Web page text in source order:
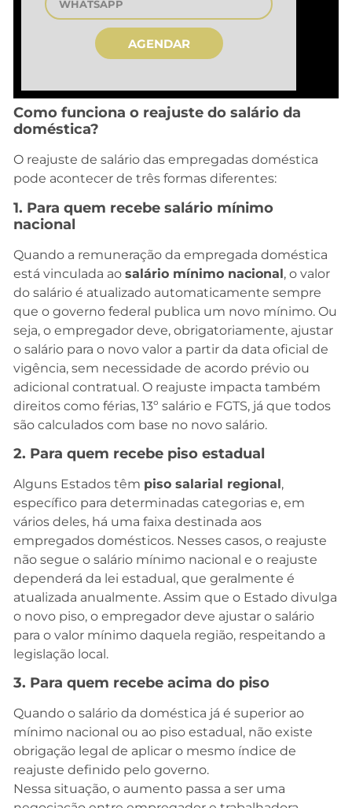
AGENDAR
Como funciona o reajuste do salário da
doméstica?
O reajuste de salário das empregadas doméstica
pode acontecer de três formas diferentes:
1. Para quem recebe salário mínimo
nacional
Quando a remuneração da empregada doméstica
está vinculada ao salário mínimo nacional, o valor
do salário é atualizado automaticamente sempre
que o governo federal publica um novo mínimo. Ou
seja, o empregador deve, obrigatoriamente, ajustar
o salário para o novo valor a partir da data oficial de
vigência, sem necessidade de acordo prévio ou
adicional contratual. O reajuste impacta também
direitos como férias, 13º salário e FGTS, já que todos
são calculados com base no novo salário.
2. Para quem recebe piso estadual
Alguns Estados têm piso salarial regional,
específico para determinadas categorias e, em
vários deles, há uma faixa destinada aos
empregados domésticos. Nesses casos, o reajuste
não segue o salário mínimo nacional e o reajuste
dependerá da lei estadual, que geralmente é
atualizada anualmente. Assim que o Estado divulga
o novo piso, o empregador deve ajustar o salário
para o valor mínimo daquela região, respeitando a
legislação local.
3. Para quem recebe acima do piso
Quando o salário da doméstica já é superior ao
mínimo nacional ou ao piso estadual, não existe
obrigação legal de aplicar o mesmo índice de
reajuste definido pelo governo.
Nessa situação, o aumento passa a ser uma